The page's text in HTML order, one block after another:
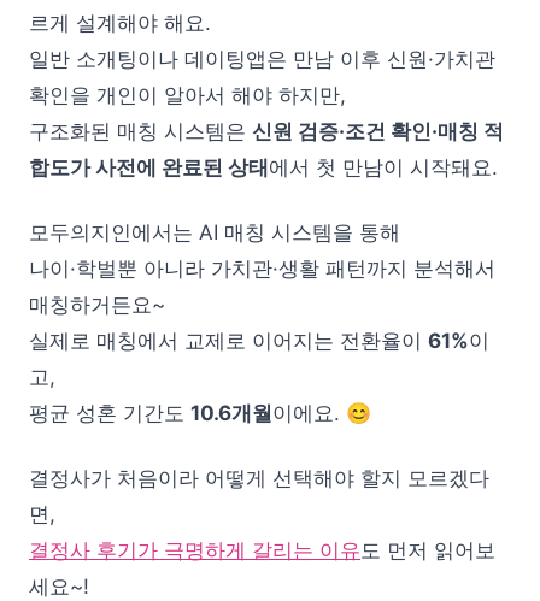
르게 설계해야 해요.
일반 소개팅이나 데이팅앱은 만남 이후 신원·가치관
확인을 개인이 알아서 해야 하지만,
구조화된 매칭 시스템은 신원 검증·조건 확인·매칭 적
합도가 사전에 완료된 상태에서 첫 만남이 시작돼요.
모두의지인에서는 AI 매칭 시스템을 통해
나이·학벌뿐 아니라 가치관·생활 패턴까지 분석해서
매칭하거든요~
실제로 매칭에서 교제로 이어지는 전환율이 61%이
고,
평균 성혼 기간도 10.6개월이에요. 😊
결정사가 처음이라 어떻게 선택해야 할지 모르겠다
면,
결정사 후기가 극명하게 갈리는 이유 도 먼저 읽어보
세요~!